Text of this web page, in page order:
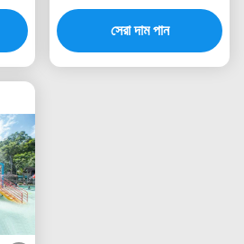
স্প্ল্যাশ খেলার মাঠ
সেরা দাম পান